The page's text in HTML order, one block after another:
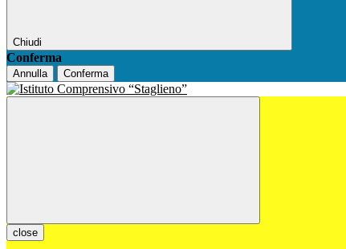
Chiudi
Conferma
Annulla Conferma
close